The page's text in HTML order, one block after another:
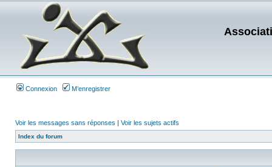
Connexion M’enregistrer
Voir les messages sans réponses | Voir les sujets actifs
Index du forum